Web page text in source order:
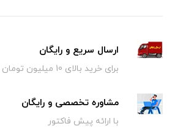
ارسال سریع و رایگان
برای خرید بالای 10 میلیون تومان
مشاوره تخصصی و رایگان
با ارائه پیش فاکتور